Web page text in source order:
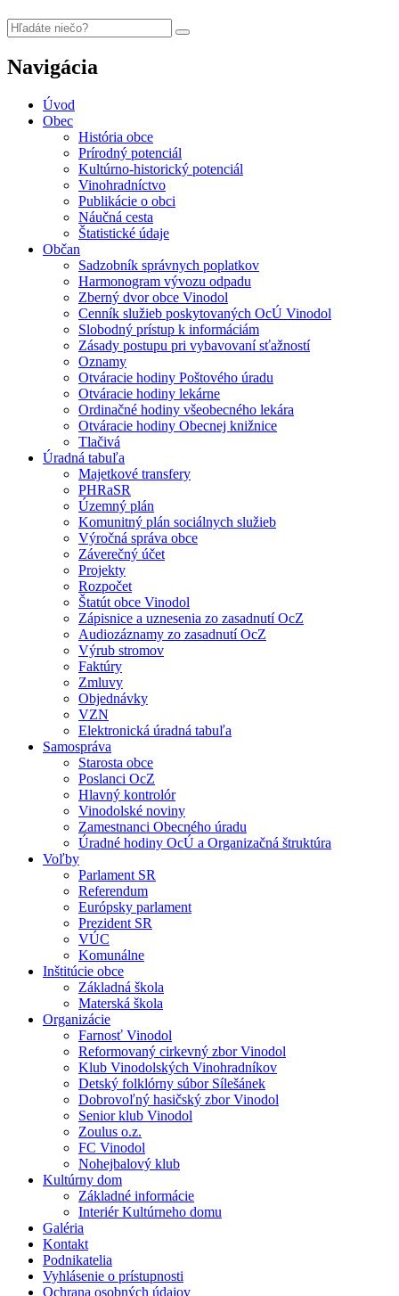
Navigácia
Úvod
Obec
História obce
Prírodný potenciál
Kultúrno-historický potenciál
Vinohradníctvo
Publikácie o obci
Náučná cesta
Štatistické údaje
Občan
Sadzobník správnych poplatkov
Harmonogram vývozu odpadu
Zberný dvor obce Vinodol
Cenník služieb poskytovaných OcÚ Vinodol
Slobodný prístup k informáciám
Zásady postupu pri vybavovaní sťažností
Oznamy
Otváracie hodiny Poštového úradu
Otváracie hodiny lekárne
Ordinačné hodiny všeobecného lekára
Otváracie hodiny Obecnej knižnice
Tlačivá
Úradná tabuľa
Majetkové transfery
PHRaSR
Územný plán
Komunitný plán sociálnych služieb
Výročná správa obce
Záverečný účet
Projekty
Rozpočet
Štatút obce Vinodol
Zápisnice a uznesenia zo zasadnutí OcZ
Audiozáznamy zo zasadnutí OcZ
Výrub stromov
Faktúry
Zmluvy
Objednávky
VZN
Elektronická úradná tabuľa
Samospráva
Starosta obce
Poslanci OcZ
Hlavný kontrolór
Vinodolské noviny
Zamestnanci Obecného úradu
Úradné hodiny OcÚ a Organizačná štruktúra
Voľby
Parlament SR
Referendum
Európsky parlament
Prezident SR
VÚC
Komunálne
Inštitúcie obce
Základná škola
Materská škola
Organizácie
Farnosť Vinodol
Reformovaný cirkevný zbor Vinodol
Klub Vinodolských Vinohradníkov
Detský folklórny súbor Sílešánek
Dobrovoľný hasičský zbor Vinodol
Senior klub Vinodol
Zoulus o.z.
FC Vinodol
Nohejbalový klub
Kultúrny dom
Základné informácie
Interiér Kultúrneho domu
Galéria
Kontakt
Podnikatelia
Vyhlásenie o prístupnosti
Ochrana osobných údajov